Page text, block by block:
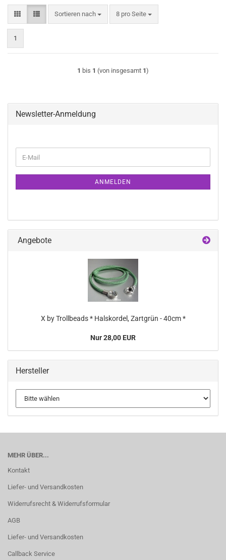
Sortieren nach
Sortieren nach 8 pro Seite
pro Seite
1
1 bis 1 (von insgesamt 1)
Newsletter-Anmeldung
ZUR
E-
Mail
ANMELDEN
Angebote
X by Trollbeads * Halskordel, Zartgrün - 40cm *
Nur 28,00 EUR
Hersteller
MEHR ÜBER...
Kontakt
Liefer- und Versandkosten
Widerrufsrecht & Widerrufsformular
AGB
Liefer- und Versandkosten
Callback Service